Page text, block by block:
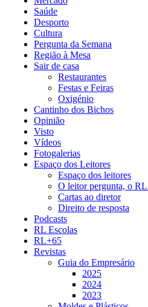
Saúde
Desporto
Cultura
Pergunta da Semana
Região à Mesa
Sair de casa
Restaurantes
Festas e Feiras
Oxigénio
Cantinho dos Bichos
Opinião
Visto
Vídeos
Fotogalerias
Espaço dos Leitores
Espaço dos leitores
O leitor pergunta, o RL
Cartas ao diretor
Direito de resposta
Podcasts
RL Escolas
RL+65
Revistas
Guia do Empresário
2025
2024
2023